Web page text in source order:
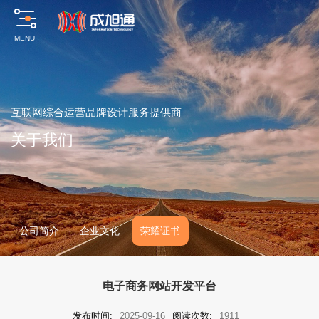
MENU
互联网综合运营品牌设计服务提供商
关于我们
公司简介 企业文化 荣耀证书
电子商务网站开发平台
发布时间: 2025-09-16 阅读次数: 1911